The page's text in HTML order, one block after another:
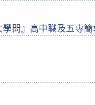
問』高中職及五專